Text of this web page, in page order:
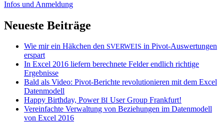
Infos und Anmeldung
Neueste Beiträge
Wie mir ein Häkchen den SVERWEIS in Pivot-Auswertungen
erspart
In Excel 2016 liefern berechnete Felder endlich richtige
Ergebnisse
Bald als Video: Pivot-Berichte revolutionieren mit dem Excel
Datenmodell
Happy Birthday, PowerBI User Group Frankfurt!
Vereinfachte Verwaltung von Beziehungen im Datenmodell
von Excel 2016